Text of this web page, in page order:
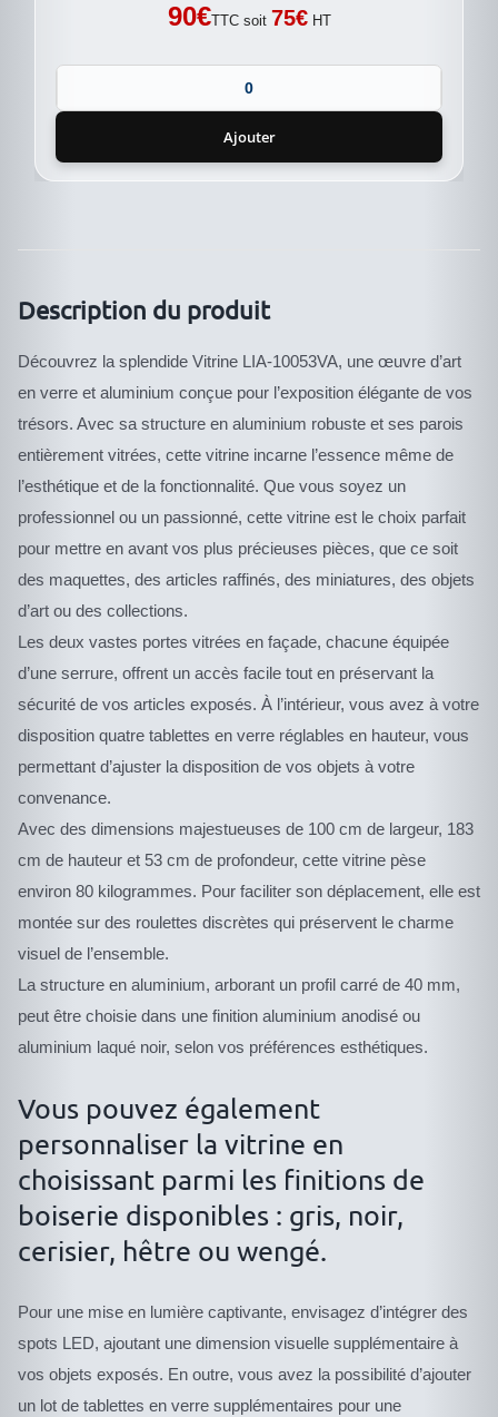
90€TTC soit 75€HT
Ajouter
Description du produit
Découvrez la splendide Vitrine LIA-10053VA, une œuvre d’art
en verre et aluminium conçue pour l’exposition élégante de vos
trésors. Avec sa structure en aluminium robuste et ses parois
entièrement vitrées, cette vitrine incarne l’essence même de
l’esthétique et de la fonctionnalité. Que vous soyez un
professionnel ou un passionné, cette vitrine est le choix parfait
pour mettre en avant vos plus précieuses pièces, que ce soit
des maquettes, des articles raffinés, des miniatures, des objets
d’art ou des collections.
Les deux vastes portes vitrées en façade, chacune équipée
d’une serrure, offrent un accès facile tout en préservant la
sécurité de vos articles exposés. À l’intérieur, vous avez à votre
disposition quatre tablettes en verre réglables en hauteur, vous
permettant d’ajuster la disposition de vos objets à votre
convenance.
Avec des dimensions majestueuses de 100 cm de largeur, 183
cm de hauteur et 53 cm de profondeur, cette vitrine pèse
environ 80 kilogrammes. Pour faciliter son déplacement, elle est
montée sur des roulettes discrètes qui préservent le charme
visuel de l’ensemble.
La structure en aluminium, arborant un profil carré de 40 mm,
peut être choisie dans une finition aluminium anodisé ou
aluminium laqué noir, selon vos préférences esthétiques.
Vous pouvez également
personnaliser la vitrine en
choisissant parmi les finitions de
boiserie disponibles : gris, noir,
cerisier, hêtre ou wengé.
Pour une mise en lumière captivante, envisagez d’intégrer des
spots LED, ajoutant une dimension visuelle supplémentaire à
vos objets exposés. En outre, vous avez la possibilité d’ajouter
un lot de tablettes en verre supplémentaires pour une